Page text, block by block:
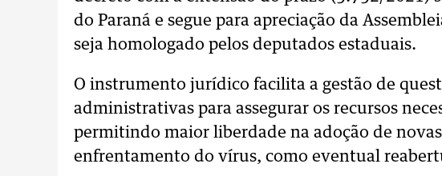
do Paraná e segue para apreciação da
seja homologado pelos deputados estaduais.
O instrumento jurídico facilita a gestão de
administrativas para assegurar os recursos
permitindo maior liberdade na adoção de novas
enfrentamento do vírus, como eventual